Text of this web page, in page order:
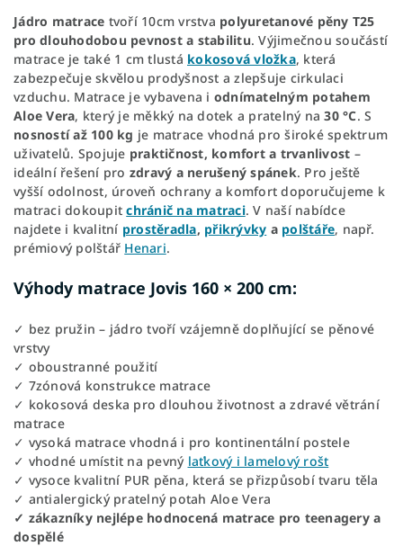
Jádro matrace tvoří 10cm vrstva polyuretanové pěny T25
pro dlouhodobou pevnost a stabilitu. Výjimečnou součástí
matrace je také 1 cm tlustá kokosová vložka, která
zabezpečuje skvělou prodyšnost a zlepšuje cirkulaci
vzduchu. Matrace je vybavena i odnímatelným potahem
Aloe Vera, který je měkký na dotek a pratelný na30 °C. S
nosností až 100 kg je matrace vhodná pro široké spektrum
uživatelů. Spojuje praktičnost, komfort a trvanlivost –
ideální řešení pro zdravý a nerušený spánek. Pro ještě
vyšší odolnost, úroveň ochrany a komfort doporučujeme k
matraci dokoupitchránič na matraci. V naší nabídce
najdete i kvalitní prostěradla, přikrývky a polštáře, např.
prémiový polštář Henari.
Výhody matrace Jovis 160 × 200 cm:
✓ bez pružin – jádro tvoří vzájemně doplňující se pěnové
vrstvy
✓ oboustranné použití
✓ 7zónová konstrukce matrace
✓ kokosová deska pro dlouhou životnost a zdravé větrání
matrace
✓ vysoká matrace vhodná i pro kontinentální postele
✓ vhodné umístit na pevný laťkový i lamelový rošt
✓ vysoce kvalitní PUR pěna, která se přizpůsobí tvaru těla
✓ antialergický pratelný potah Aloe Vera
✓ zákazníky nejlépe hodnocená matrace pro teenagery a
dospělé